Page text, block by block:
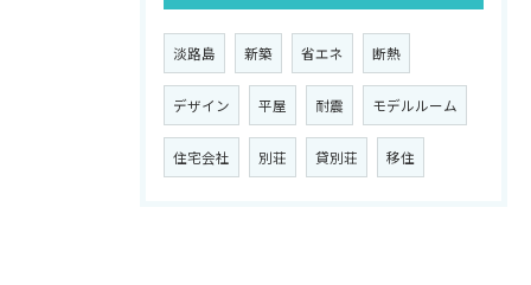
淡路島 新築 省エネ 断熱
デザイン 平屋 耐震 モデルルーム
住宅会社 別荘 貸別荘 移住